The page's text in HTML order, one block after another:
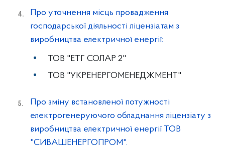
Про уточнення місць провадження
господарської діяльності ліцензіатам з
виробництва електричної енергії:
ТОВ "ЕТГ СОЛАР 2"
ТОВ "УКРЕНЕРГОМЕНЕДЖМЕНТ"
Про зміну встановленої потужності
електрогенеруючого обладнання ліцензіату з
виробництва електричної енергії ТОВ
"СИВАШЕНЕРГОПРОМ".